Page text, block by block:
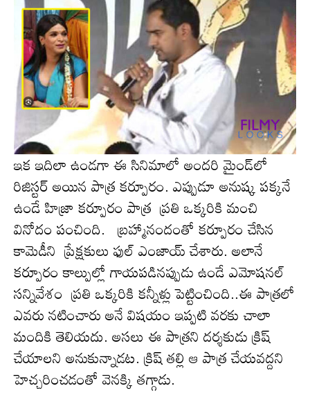
ఇక ఇదిలా ఉండ‌గా ఈ సినిమాలో అంద‌రి మైండ్‌లో
రిజిస్ట‌ర్ అయిన‌ పాత్ర క‌ర్పూరం. ఎప్పుడూ అనుష్క ప‌క్క‌నే
ఉండే హిజ్రా క‌ర్పూరం పాత్ర ప్ర‌తి ఒక్క‌రికి మంచి
వినోదం పంచింది. బ్ర‌హ్మానందంతో క‌ర్పూరం చేసిన
కామెడీని ప్రేక్ష‌కులు ఫుల్ ఎంజాయ్ చేశారు. అలానే
క‌ర్పూరం కాల్పుల్లో గాయ‌ప‌డినప్పుడు ఉండే ఎమోష‌నల్
సన్నివేశం ప్ర‌తి ఒక్క‌రికి క‌న్నీళ్లు పెట్టించింది..ఈ పాత్ర‌లో
ఎవ‌రు న‌టించారు అనే విష‌యం ఇప్ప‌టి వ‌ర‌కు చాలా
మందికి తెలియ‌దు. అస‌లు ఈ పాత్ర‌ని ద‌ర్శ‌కుడు క్రిష్
చేయాల‌ని అనుకున్నాడ‌ట‌. క్రిష్ త‌ల్లి ఆ పాత్ర చేయ‌వ‌ద్దని
హెచ్చ‌రించ‌డంతో వెన‌క్కి త‌గ్గాడు.